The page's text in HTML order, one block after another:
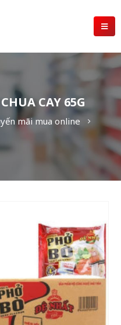
CAY 65G
mãi mua online